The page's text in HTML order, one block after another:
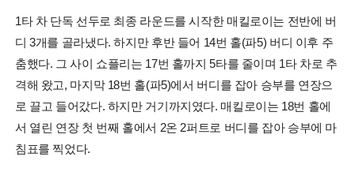
1타 차 단독 선두로 최종 라운드를 시작한 매킬로이는 전반에 버
디 3개를 골라냈다. 하지만 후반 들어 14번 홀(파5) 버디 이후 주
춤했다. 그 사이 쇼플리는 17번 홀까지 5타를 줄이며 1타 차로 추
격해 왔고, 마지막 18번 홀(파5)에서 버디를 잡아 승부를 연장으
로 끌고 들어갔다. 하지만 거기까지였다. 매킬로이는 18번 홀에
서 열린 연장 첫 번째 홀에서 2온 2퍼트로 버디를 잡아 승부에 마
침표를 찍었다.